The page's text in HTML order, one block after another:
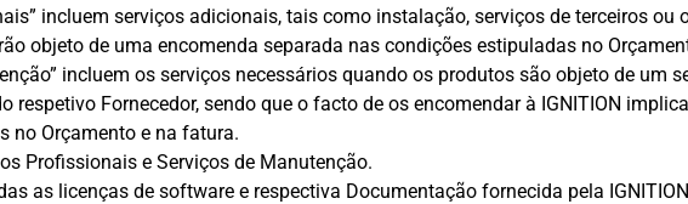
incluem serviços adicionais, tais como instalação, serviços de terceiros
objeto de uma encomenda separada nas condições estipuladas no
incluem os serviços necessários quando os produtos são objeto de um
respetivo Fornecedor, sendo que o facto de os encomendar à IGNITION
no Orçamento e na fatura.
Profissionais e Serviços de Manutenção.
as licenças de software e respectiva Documentação fornecida pela